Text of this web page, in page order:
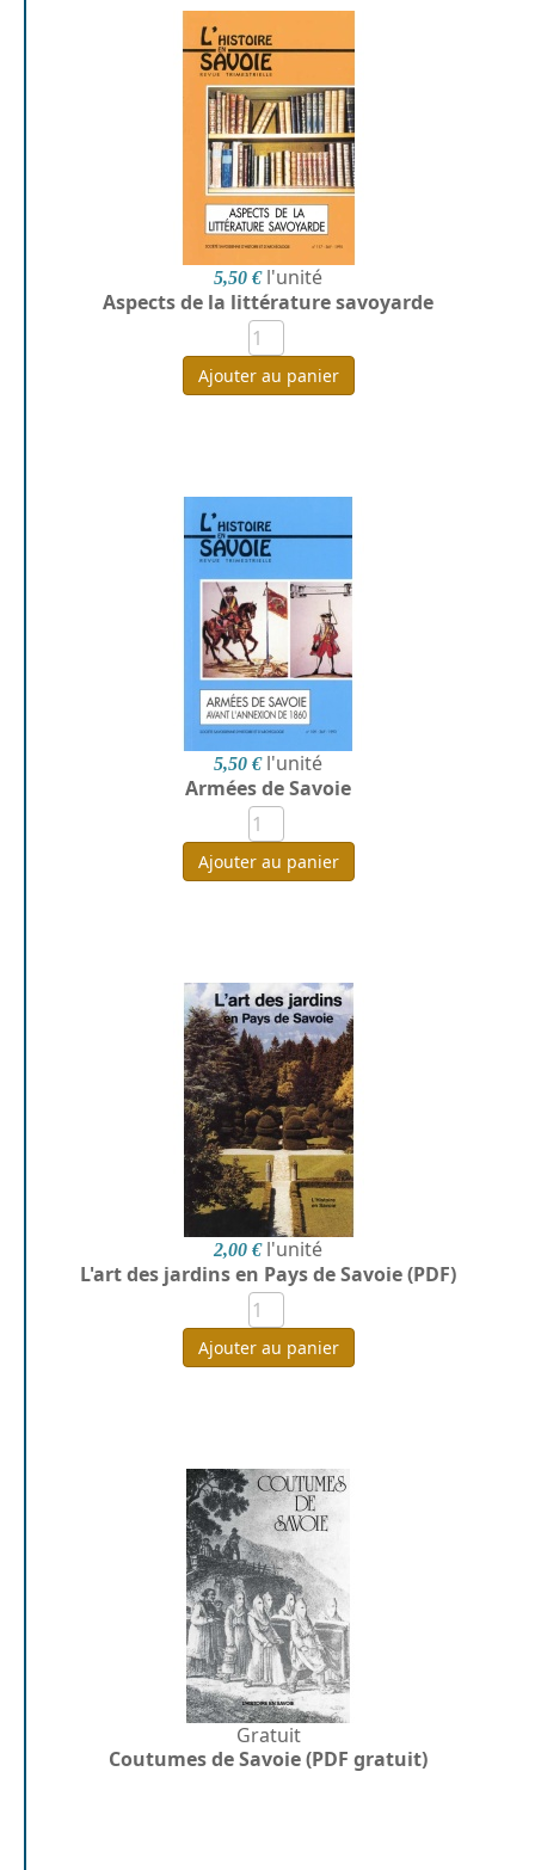
5,50 € l'unité
Aspects de la littérature savoyarde
Ajouter au panier
5,50 € l'unité
Armées de Savoie
Ajouter au panier
2,00 € l'unité
L'art des jardins en Pays de Savoie (PDF)
Ajouter au panier
Gratuit
Coutumes de Savoie (PDF gratuit)